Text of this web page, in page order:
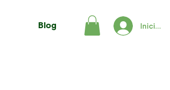
Blog Iniciar